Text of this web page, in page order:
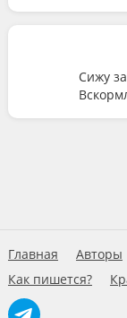
Сижу
Главная Авторы
Как пишется?